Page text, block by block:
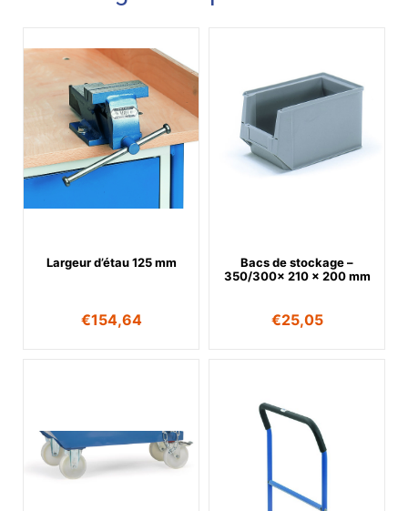
Largeur d’étau 125 mm
€154,64
Bacs de stockage –
350/300x 210 x 200 mm
€25,05